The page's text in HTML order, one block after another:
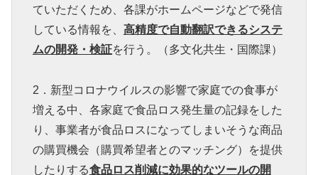
ていただくため、各課がホームページなどで発信
している情報を、 高精度で自動翻訳できるシステ
ムの開発・検証を行う。（多文化共生・国際課）
2．新型コロナウイルスの影響で家庭での食事が
増える中、各家庭で食品ロス発生量の記録をした
り、事業者が食品ロスになってしまいそうな商品
の購買機会（購買希望者とのマッチング）を提供
したりする食品ロス削減に効果的なツールの開